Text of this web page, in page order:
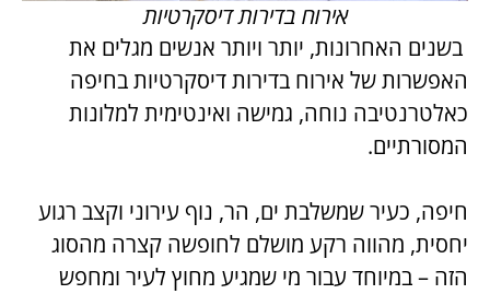
אירוח בדירות דיסקרטיות
בשנים האחרונות, יותר ויותר אנשים מגלים את
האפשרות של אירוח בדירות דיסקרטיות בחיפה
כאלטרנטיבה נוחה, גמישה ואינטימית למלונות
המסורתיים.
חיפה, כעיר שמשלבת ים, הר, נוף עירוני וקצב רגוע
יחסית, מהווה רקע מושלם לחופשה קצרה מהסוג
הזה – במיוחד עבור מי שמגיע מחוץ לעיר ומחפש